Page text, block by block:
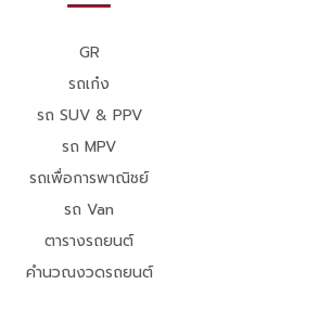
GR
รถเก๋ง
รถ SUV & PPV
รถ MPV
รถเพื่อการพาณิชย์
รถ Van
ตารางรถยนต์
คำนวณงวดรถยนต์